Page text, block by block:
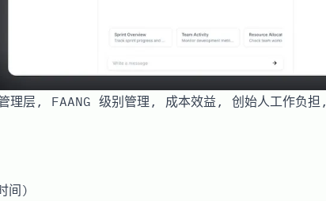
层, FAANG 级别管理, 成本效益, 创始人工作负担,
间)